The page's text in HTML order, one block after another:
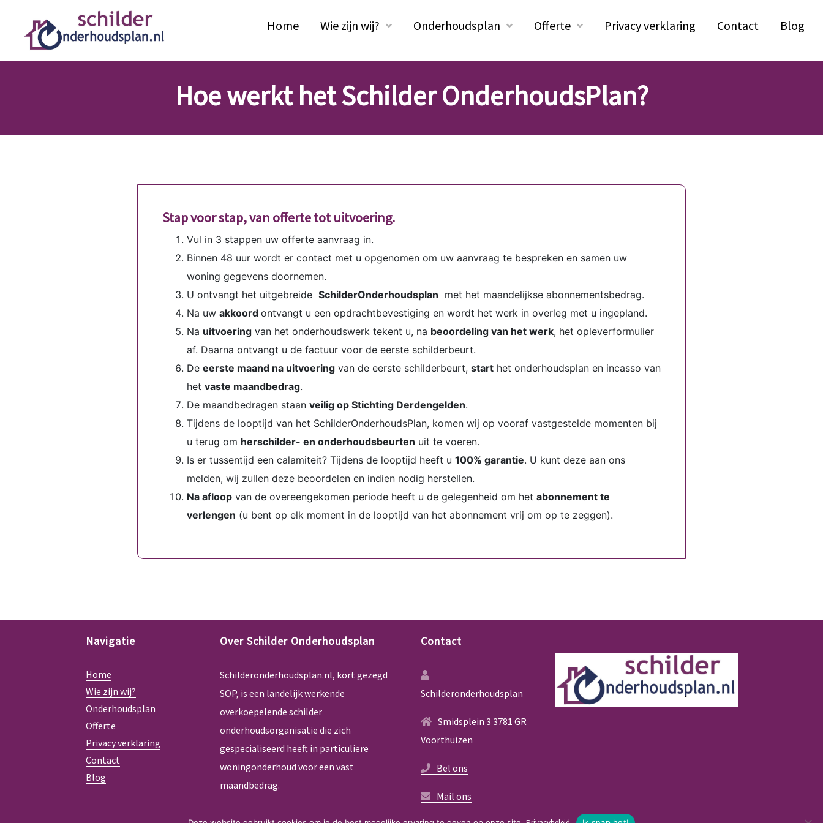
Home Wie zijn wij? Onderhoudsplan Offerte Privacy verklaring Contact Blog
Hoe werkt het Schilder OnderhoudsPlan?
Stap voor stap, van offerte tot uitvoering.
Vul in 3 stappen uw offerte aanvraag in.
Binnen 48 uur wordt er contact met u opgenomen om uw aanvraag te bespreken en samen uw
woning gegevens doornemen.
U ontvangt het uitgebreide SchilderOnderhoudsplan met het maandelijkse abonnementsbedrag.
Na uw akkoord ontvangt u een opdrachtbevestiging en wordt het werk in overleg met u ingepland.
Na uitvoering van het onderhoudswerk tekent u, na beoordeling van het werk, het opleverformulier
af. Daarna ontvangt u de factuur voor de eerste schilderbeurt.
De eerste maand na uitvoering van de eerste schilderbeurt, start het onderhoudsplan en incasso van
het vaste maandbedrag.
De maandbedragen staan veilig op Stichting Derdengelden.
Tijdens de looptijd van het SchilderOnderhoudsPlan, komen wij op vooraf vastgestelde momenten bij
u terug om herschilder- en onderhoudsbeurten uit te voeren.
Is er tussentijd een calamiteit? Tijdens de looptijd heeft u 100% garantie. U kunt deze aan ons
melden, wij zullen deze beoordelen en indien nodig herstellen.
Na afloop van de overeengekomen periode heeft u de gelegenheid om het abonnement te
verlengen (u bent op elk moment in de looptijd van het abonnement vrij om op te zeggen).
Navigatie
Home
Wie zijn wij?
Onderhoudsplan
Offerte
Privacy verklaring
Contact
Blog
Over Schilder Onderhoudsplan
Schilderonderhoudsplan.nl, kort gezegd
SOP, is een landelijk werkende
overkoepelende schilder
onderhoudsorganisatie die zich
gespecialiseerd heeft in particuliere
woningonderhoud voor een vast
maandbedrag.
Contact
Schilderonderhoudsplan
Smidsplein 3 3781 GR
Voorthuizen
Bel ons
Mail ons